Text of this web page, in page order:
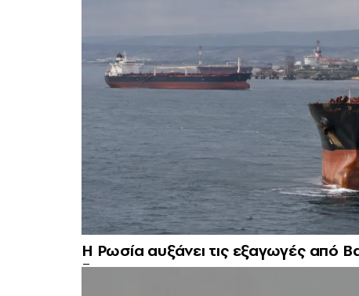
Η Ρωσία αυξάνει τις εξαγωγές από